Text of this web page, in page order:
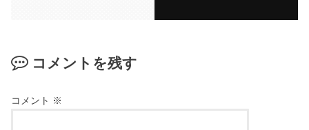
コメントを残す
コメント ※